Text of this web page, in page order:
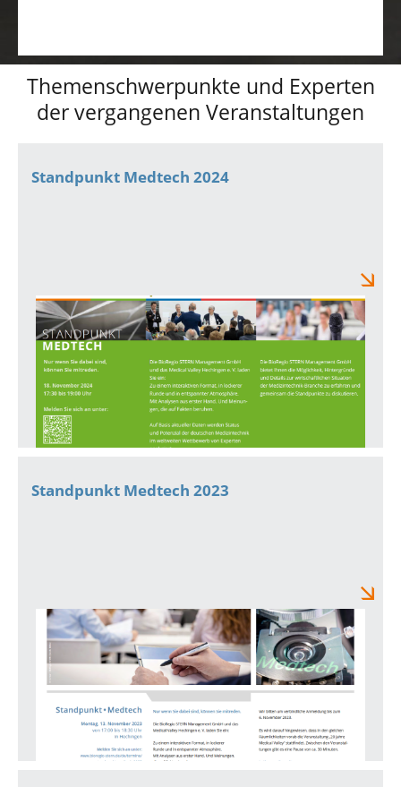
Themenschwerpunkte und Experten
der vergangenen Veranstaltungen
Standpunkt Medtech 2024
Standpunkt Medtech 2023